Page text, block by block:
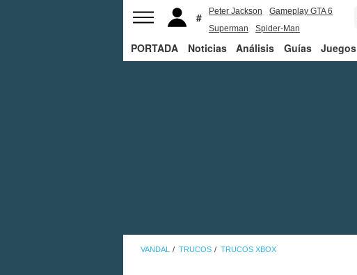
Peter Jackson
Gameplay GTA 6
Superman
Spider-Man
PORTADA Noticias Análisis Guías Juegos
VANDAL TRUCOS TRUCOS XBOX